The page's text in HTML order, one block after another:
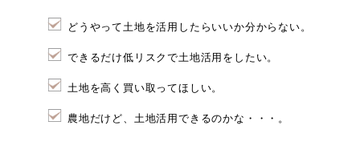
どうやって土地を活用したらいいか分からない。
できるだけ低リスクで土地活用をしたい。
土地を高く買い取ってほしい。
農地だけど、土地活用できるのかな・・・。